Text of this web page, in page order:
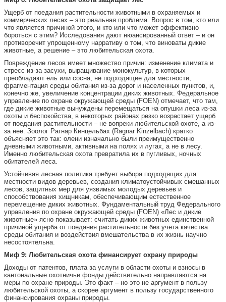
Ущерб от поедания растительности животными в охраняемых и
коммерческих лесах – это реальная проблема. Вопрос в том, кто или
что является причиной этого, и кто или что может эффективно
бороться с этим? Исследования дают нюансированный ответ – и он
противоречит упрощенному нарративу о том, что виноваты дикие
животные, а решение – это любительская охота.
Повреждение лесов имеет множество причин: изменение климата и
стресс из-за засухи, выращивание монокультур, в которых
преобладают ель или сосна, не подходящие для местности,
фрагментация среды обитания из-за дорог и населенных пунктов, и,
конечно же, увеличение концентрации диких животных. Федеральное
управление по охране окружающей среды (FOEN) отмечает, что там,
где дикие животные вынуждены перемещаться на опушки леса из-за
охоты и беспокойства, в некоторых районах резко возрастает ущерб
от поедания растительности – не вопреки любительской охоте, а из-
за нее. Зоолог Рагнар Кинцельбах (Ragnar Kinzelbach) кратко
объясняет это так: олени изначально были преимущественно
дневными животными, активными на полях и лугах, а не в лесу.
Именно любительская охота превратила их в пугливых, ночных
обитателей леса.
Устойчивая лесная политика требует выбора подходящих для
местности видов деревьев, создания климатоустойчивых смешанных
лесов, защитных мер для уязвимых молодых деревьев и
способствования хищникам, обеспечивающим естественное
перемещение диких животных. Фундаментальный труд Федерального
управления по охране окружающей среды (FOEN) «Лес и дикие
животные» ясно показывает: считать диких животных единственной
причиной ущерба от поедания растительности без учета качества
среды обитания и воздействия вмешательства в их жизнь научно
несостоятельна.
Миф 9: Любительская охота финансирует охрану природы
Доходы от патентов, плата за услуги в области охоты и взносы в
кантональные охотничьи фонды действительно направляются на
меры по охране природы. Это факт – но это не аргумент в пользу
любительской охоты, а скорее аргумент в пользу государственного
финансирования охраны природы.